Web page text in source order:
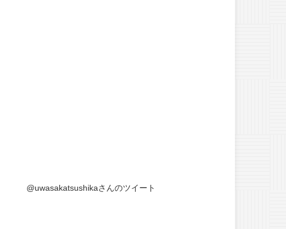
@uwasakatsushikaさんのツイート